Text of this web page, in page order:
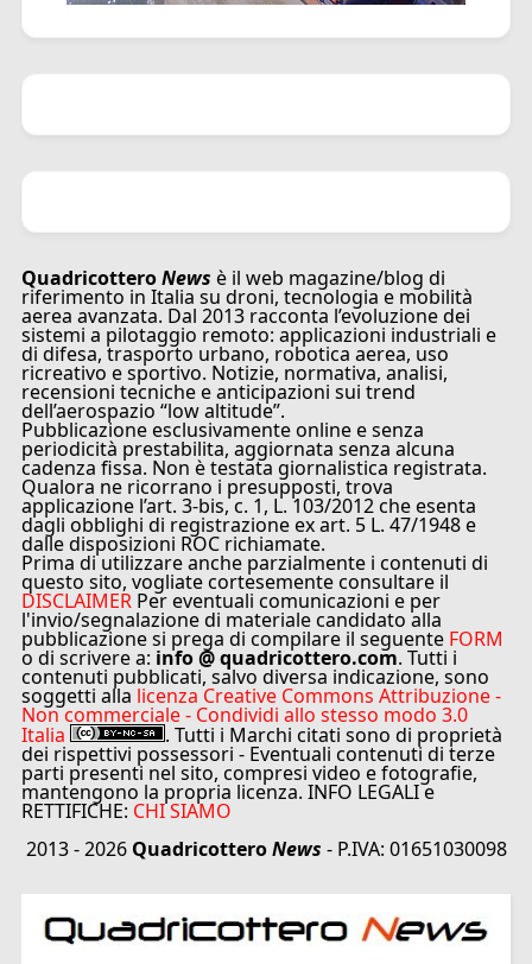
QuadricotteroNews è il web magazine/blog di
riferimento in Italia su droni, tecnologia e mobilità
aerea avanzata. Dal 2013 racconta l’evoluzione dei
sistemi a pilotaggio remoto: applicazioni industriali e
di difesa, trasporto urbano, robotica aerea, uso
ricreativo e sportivo. Notizie, normativa, analisi,
recensioni tecniche e anticipazioni sui trend
dell’aerospazio “low altitude”.
Pubblicazione esclusivamente online e senza
periodicità prestabilita, aggiornata senza alcuna
cadenza fissa. Non è testata giornalistica registrata.
Qualora ne ricorrano i presupposti, trova
applicazione l’art. 3-bis, c. 1, L. 103/2012 che esenta
dagli obblighi di registrazione ex art. 5 L. 47/1948 e
dalle disposizioni ROC richiamate.
Prima di utilizzare anche parzialmente i contenuti di
questo sito, vogliate cortesemente consultare il
DISCLAIMER Per eventuali comunicazioni e per
l'invio/segnalazione di materiale candidato alla
pubblicazione si prega di compilare il seguente FORM
o di scrivere a: info @ quadricottero.com. Tutti i
contenuti pubblicati, salvo diversa indicazione, sono
soggetti alla licenza Creative Commons Attribuzione -
Non commerciale - Condividi allo stesso modo 3.0
Italia . Tutti i Marchi citati sono di proprietà
dei rispettivi possessori - Eventuali contenuti di terze
parti presenti nel sito, compresi video e fotografie,
mantengono la propria licenza. INFO LEGALI e
RETTIFICHE: CHI SIAMO
2013 - 2026 QuadricotteroNews - P.IVA: 01651030098